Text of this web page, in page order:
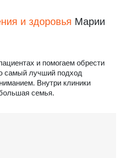
и здоровья Марии
и помогаем обрести
самый лучший подход
Внутри клиники
семья.